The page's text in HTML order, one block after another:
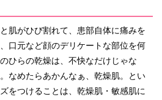
肌がひび割れて、患部自体に痛みを
口元など顔のデリケートな部位を何
ひらの乾燥は、不快なだけじゃな
なめたらあかんなぁ、乾燥肌。とい
をつけることは、乾燥肌・敏感肌に